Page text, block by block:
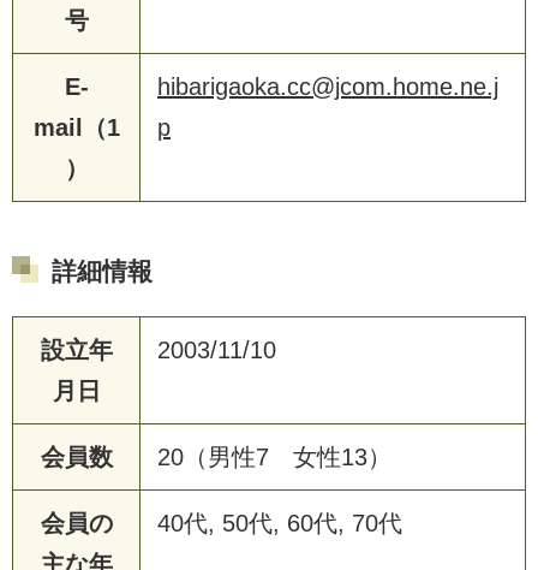
号
E-
mail（1
）
hibarigaoka.cc@jcom.home.ne.j
p
詳細情報
設立年
月日
2003/11/10
会員数 20（男性7 女性13）
会員の
主な年
40代, 50代, 60代, 70代